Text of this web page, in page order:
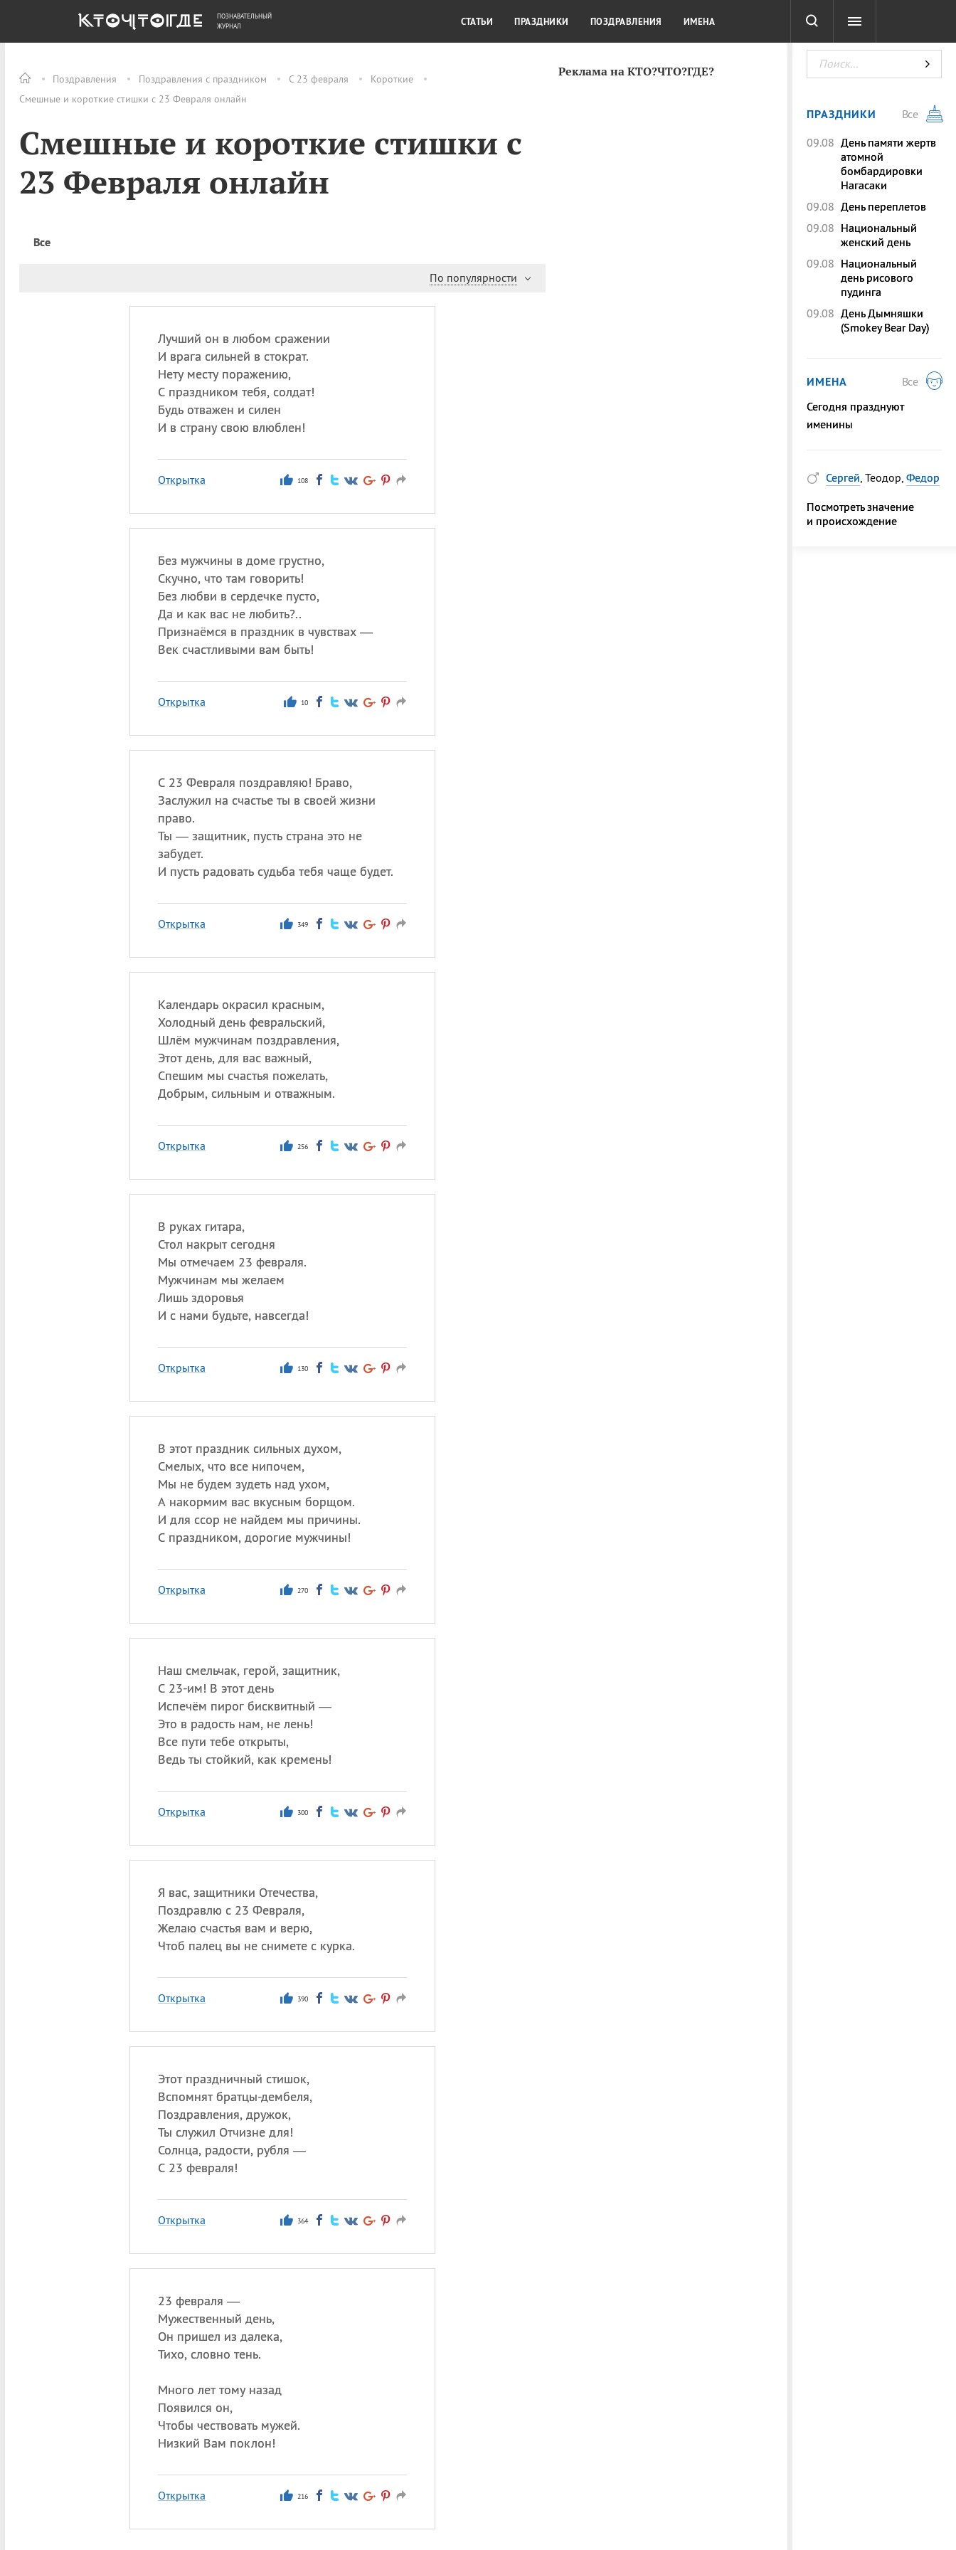
Поздравления Поздравления с праздником С 23 февраля
Короткие
Смешные и короткие стишки с 23 Февраля онлайн
Смешные и короткие стишки с
23 Февраля онлайн
Все
По популярности
Лучший он в любом сражении
И врага сильней в стократ.
Нету месту поражению,
С праздником тебя, солдат!
Будь отважен и силен
И в страну свою влюблен!
Открытка 108
Без мужчины в доме грустно,
Скучно, что там говорить!
Без любви в сердечке пусто,
Да и как вас не любить?..
Признаёмся в праздник в чувствах —
Век счастливыми вам быть!
Открытка 10
С 23 Февраля поздравляю! Браво,
Заслужил на счастье ты в своей жизни
право.
Ты — защитник, пусть страна это не
забудет.
И пусть радовать судьба тебя чаще будет.
Открытка 349
Календарь окрасил красным,
Холодный день февральский,
Шлём мужчинам поздравления,
Этот день, для вас важный,
Спешим мы счастья пожелать,
Добрым, сильным и отважным.
Открытка 256
В руках гитара,
Стол накрыт сегодня
Мы отмечаем 23 февраля.
Мужчинам мы желаем
Лишь здоровья
И с нами будьте, навсегда!
Открытка 130
В этот праздник сильных духом,
Смелых, что все нипочем,
Мы не будем зудеть над ухом,
А накормим вас вкусным борщом.
И для ссор не найдем мы причины.
С праздником, дорогие мужчины!
Открытка 270
Наш смельчак, герой, защитник,
С 23-им! В этот день
Испечём пирог бисквитный —
Это в радость нам, не лень!
Все пути тебе открыты,
Ведь ты стойкий, как кремень!
Открытка 300
Я вас, защитники Отечества,
Поздравлю с 23 Февраля,
Желаю счастья вам и верю,
Чтоб палец вы не снимете с курка.
Открытка 390
Этот праздничный стишок,
Вспомнят братцы-дембеля,
Поздравления, дружок,
Ты служил Отчизне для!
Солнца, радости, рубля —
С 23 февраля!
Открытка 364
23 февраля —
Мужественный день,
Он пришел из далека,
Тихо, словно тень.
Много лет тому назад
Появился он,
Чтобы чествовать мужей.
Низкий Вам поклон!
Открытка 216
Реклама на КТО?ЧТО?ГДЕ?
ОБЩЕСТВО ДЕНЬГИ КУЛЬТУРА КРАСОТА ТЕСТЫ
ПОЗНАВАТЕЛЬНЫЙ
ЖУРНАЛ
СТАТЬИ ПРАЗДНИКИ ПОЗДРАВЛЕНИЯ ИМЕНА
ПРАЗДНИКИ
Все
09.08 День памяти жертв
атомной
бомбардировки
Нагасаки
09.08 День переплетов
09.08 Национальный
женский день
09.08 Национальный
день рисового
пудинга
09.08 День Дымняшки
(Smokey Bear Day)
ИМЕНА
Все
Сегодня празднуют
именины
Сергей, Теодор, Федор
Посмотреть значение
и происхождение